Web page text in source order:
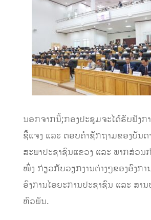
ນອກຈາກນີ້;ກອງປະຊຸມຈະໄດ້ຮັບຟັງກ
ຊີ້ແຈງ ແລະ ຕອບຄຳຊັກຖາມຂອງບັນ
ສະພາປະຊາຊົນແຂວງ ແລະ ພາກສ່ວນ
ໜຶ່ງ ກ່ຽວກັບວຽກງານຕ່າງໆຂອງອົງກາ
ອົງການໄອຍະການປະຊາຊົນ ແລະ ສາ
ຫົວພັນ.